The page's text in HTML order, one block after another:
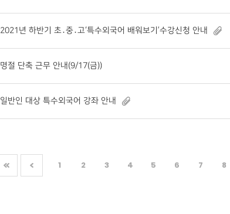
2021년 하반기 초․중․고‘특수외국어 배워보기’수강신청 안내
명절 단축 근무 안내(9/17(금))
일반인 대상 특수외국어 강좌 안내
1 2 3 4 5 6 7 8